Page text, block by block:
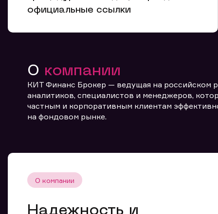
официальные ссылки
О компании
КИТ Финанс Брокер — ведущая на российском
аналитиков, специалистов и менеджеров,
частным и корпоративным клиентам
на фондовом рынке.
О компании
Надежность и